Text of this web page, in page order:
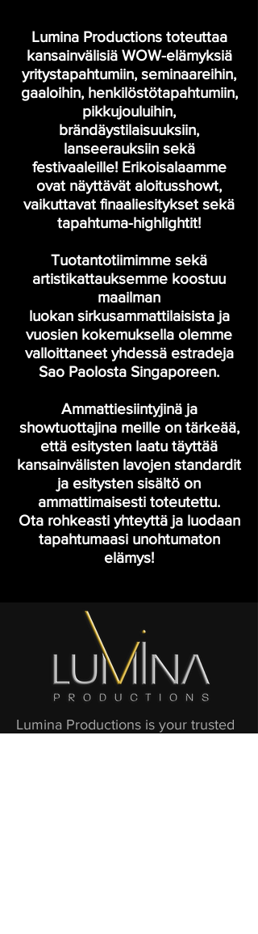
Lumina Productions toteuttaa
kansainvälisiä WOW-elämyksiä
yritystapahtumiin, seminaareihin,
gaaloihin, henkilöstötapahtumiin,
pikkujouluihin,
brändäystilaisuuksiin,
lanseerauksiin sekä
festivaaleille!Erikoisalaamme
ovat näyttävät aloitusshowt,
vaikuttavat finaaliesitykset sekä
tapahtuma-highlightit!
Tuotantotiimimme sekä
artistikattauksemme koostuu
maailman
luokan sirkusammattilaisista ja
vuosien kokemuksella olemme
valloittaneet yhdessä estradeja
Sao Paolosta Singaporeen.
Ammattiesiintyjinä ja
showtuottajina meille on tärkeää,
että esitysten laatu täyttää
kansainvälisten lavojen standardit
ja esitysten sisältö on
ammattimaisesti toteutettu.
Ota rohkeasti yhteyttä ja luodaan
tapahtumaasi unohtumaton
elämys!
Lumina Productions is your trusted